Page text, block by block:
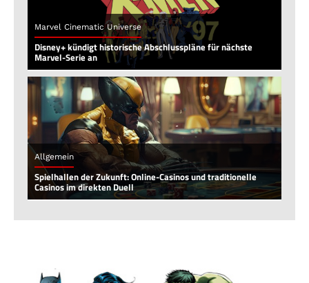
Marvel Cinematic Universe
Disney+ kündigt historische Abschlusspläne für nächste
Marvel-Serie an
Allgemein
Spielhallen der Zukunft: Online-Casinos und traditionelle
Casinos im direkten Duell